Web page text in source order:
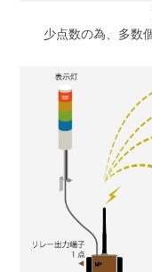
少点数の為、多数